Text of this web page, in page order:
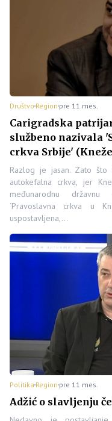
Društvo Region pre 11 mes.
Carigradska
službeno nazivala
crkva Srbije'
Razlog je jasan. Zato što
autokefalna crkva, jer
međunarodnu državnu
‘Pravoslavna crkva u
uspostavljena,…
Politika Region pre 11 mes.
Adžić o slavljenju